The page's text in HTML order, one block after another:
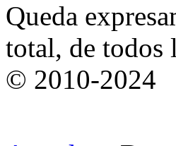
Queda
total, de todos
© 2010-2024